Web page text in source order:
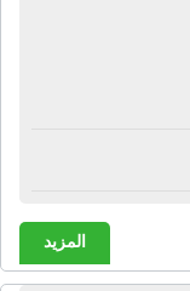
المزيد